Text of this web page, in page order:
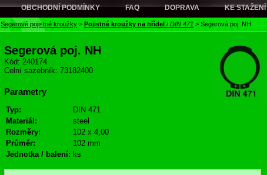
OBCHODNÍ PODMÍNKY FAQ DOPRAVA KE STAŽENÍ
Segerové pojistné kroužky > Pojistné kroužky na hřídel / DIN 471 > Segerová poj. NH
Segerová poj. NH
Kód: 240174
Celní sazebník: 73182400
Parametry
Typ:
DIN 471
Materiál:
steel
Rozměry:
102 x 4,00
Průměr:
102 mm
Jednotka / balení: ks